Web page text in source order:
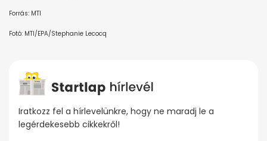
Forrás: MTI
Fotó: MTI/EPA/Stephanie Lecocq
Iratkozz fel a hírlevelünkre, hogy ne maradj le a
legérdekesebb cikkekről!